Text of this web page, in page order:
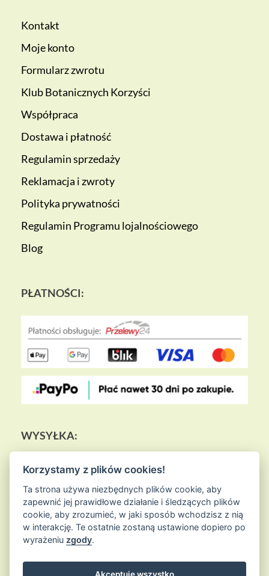
Kontakt
Moje konto
Formularz zwrotu
Klub Botanicznych Korzyści
Współpraca
Dostawa i płatność
Regulamin sprzedaży
Reklamacja i zwroty
Polityka prywatności
Regulamin Programu lojalnościowego
Blog
PŁATNOŚCI:
WYSYŁKA:
Korzystamy z plików cookies!
Ta strona używa niezbędnych plików cookie, aby
zapewnić jej prawidłowe działanie i śledzących plików
cookie, aby zrozumieć, w jaki sposób wchodzisz z nią
w interakcję. Te ostatnie zostaną ustawione dopiero po
wyrażeniu zgody.